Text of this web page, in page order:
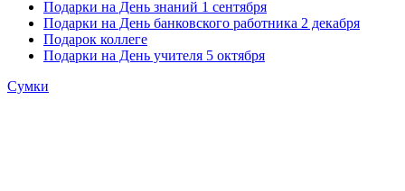
Подарки на День знаний 1 сентября
Подарки на День банковского работника 2 декабря
Подарок коллеге
Подарки на День учителя 5 октября
Сумки